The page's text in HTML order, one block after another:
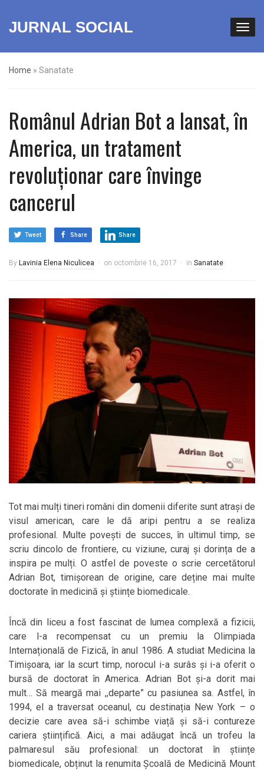
JURNAL SOCIAL
Home » Sanatate
Românul Adrian Bot a lansat, în
America, un tratament
revoluționar care învinge
cancerul
Tweet Share Share
By Lavinia Elena Niculicea on octombrie 16, 2017 in Sanatate
Tot mai mulți tineri români din domenii diferite sunt atrași de
visul american, care le dă aripi pentru a se realiza
profesional. Multe povești de succes, în ultimul timp, se
scriu dincolo de frontiere, cu viziune, curaj și dorința de a
inspira pe mulți. O astfel de poveste o scrie cercetătorul
Adrian Bot, timișorean de origine, care deține mai multe
doctorate în medicină și științe biomedicale.
Încă din liceu a fost fascinat de lumea complexă a fizicii,
care l-a recompensat cu un premiu la Olimpiada
Internațională de Fizică, în anul 1986. A studiat Medicina la
Timișoara, iar la scurt timp, norocul i-a surâs și i-a oferit o
bursă de doctorat în America. Adrian Bot și-a dorit mai
mult… Să meargă mai ,,departe” cu pasiunea sa. Astfel, în
1994, el a traversat oceanul, cu destinația New York – o
decizie care avea să-i schimbe viață și să-i contureze
cariera științifică. Aici, a mai adăugat încă un trofeu la
palmaresul său profesional: un doctorat în științe
biomedicale, obținut la renumita Școală de Medicină Mount